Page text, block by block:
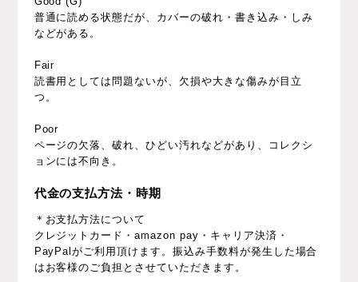
普通に読める状態だが、カバーの破れ・書き込み・しみ
などがある。
Fair
読書用としては問題ないが、欠損や大きな傷みが目立
つ。
Poor
ページの欠落、破れ、ひどい汚れなどがあり、コレクシ
ョンには不向き。
代金の支払方法・時期
＊お支払方法について
クレジットカード・amazon pay・キャリア決済・
PayPalがご利用頂けます。振込み手数料が発生した場合
はお客様のご負担とさせていただきます。